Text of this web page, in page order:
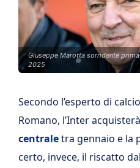
Giuseppe Marotta sorridente
2025
Secondo l’esperto di
Romano, l’Inter
centraletra gennaio e la
certo, invece, il riscatto